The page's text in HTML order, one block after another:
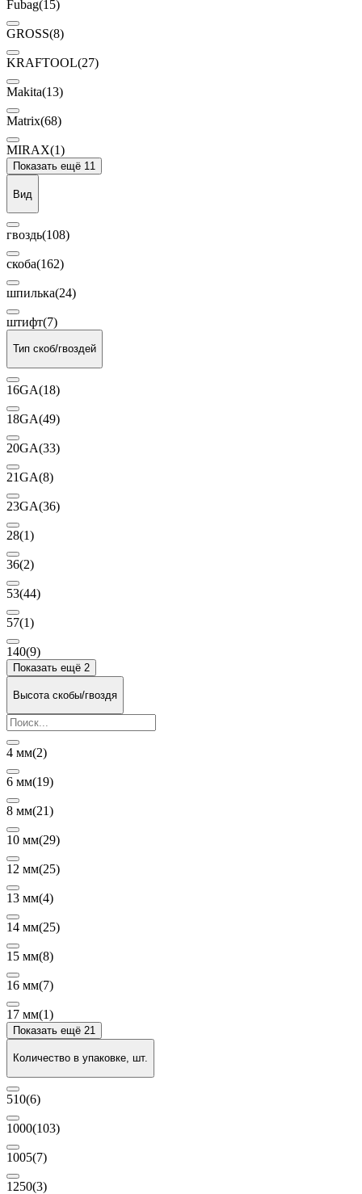
Fubag(15)
GROSS(8)
KRAFTOOL(27)
Makita(13)
Matrix(68)
MIRAX(1)
Показать ещё 11
Вид
гвоздь(108)
скоба(162)
шпилька(24)
штифт(7)
Тип скоб/гвоздей
16GA(18)
18GA(49)
20GA(33)
21GA(8)
23GA(36)
28(1)
36(2)
53(44)
57(1)
140(9)
Показать ещё 2
Высота скобы/гвоздя
4 мм(2)
6 мм(19)
8 мм(21)
10 мм(29)
12 мм(25)
13 мм(4)
14 мм(25)
15 мм(8)
16 мм(7)
17 мм(1)
Показать ещё 21
Количество в упаковке, шт.
510(6)
1000(103)
1005(7)
1250(3)